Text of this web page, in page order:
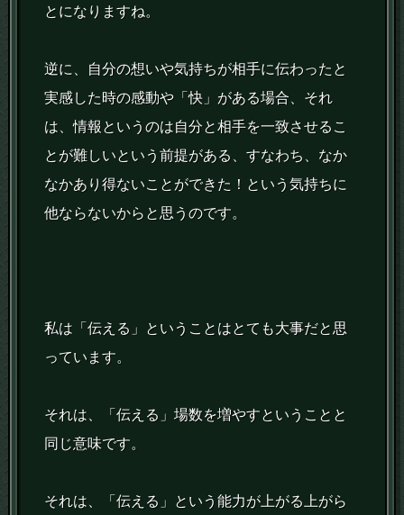
とになりますね。
逆に、自分の想いや気持ちが相手に伝わったと
実感した時の感動や「快」がある場合、それ
は、情報というのは自分と相手を一致させるこ
とが難しいという前提がある、すなわち、なか
なかあり得ないことができた！という気持ちに
他ならないからと思うのです。
私は「伝える」ということはとても大事だと思
っています。
それは、「伝える」場数を増やすということと
同じ意味です。
それは、「伝える」という能力が上がる上がら